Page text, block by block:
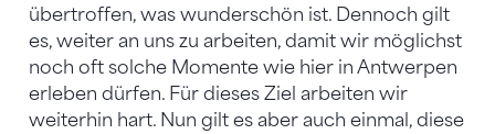
übertroffen, was wunderschön ist. Dennoch gilt
es, weiter an uns zu arbeiten, damit wir möglichst
noch oft solche Momente wie hier in Antwerpen
erleben dürfen. Für dieses Ziel arbeiten wir
weiterhin hart. Nun gilt es aber auch einmal, diese